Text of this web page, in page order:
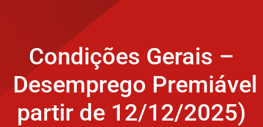
Condições Gerais –
Desemprego Premiável
partir de 12/12/2025)